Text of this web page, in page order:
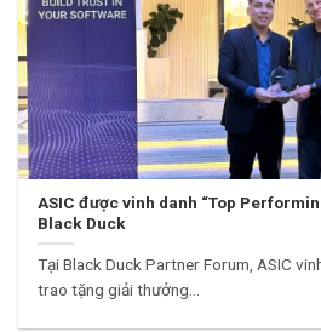
ASIC được vinh danh “Top
Black Duck
Tại Black Duck Partner Forum, ASIC
trao tặng giải thưởng...